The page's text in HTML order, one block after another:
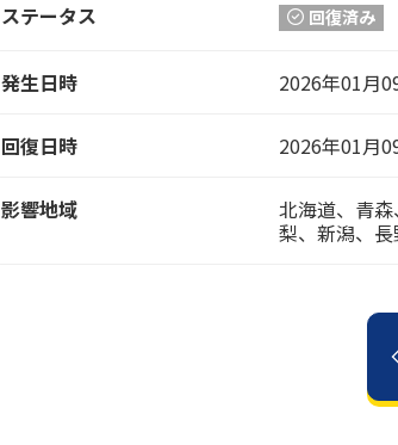
ステータス 回復済み
発生日時 2026年01月
回復日時 2026年01月
影響地域
北海道、青
梨、新潟、